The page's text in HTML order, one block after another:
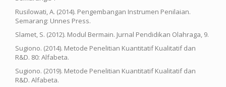
Rusilowati, A. (2014). Pengembangan Instrumen Penilaian.
Semarang: Unnes Press.
Slamet, S. (2012). Modul Bermain. Jurnal Pendidikan Olahraga, 9.
Sugiono. (2014). Metode Penelitian Kuantitatif Kualitatif dan
R&D. 80: Alfabeta.
Sugiono. (2019). Metode Penelitian Kuantitatif Kualitatif dan
R&D. Alfabeta.